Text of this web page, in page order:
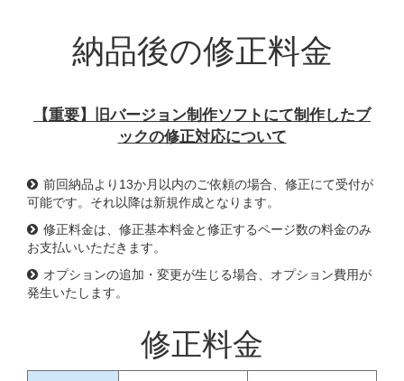
納品後の修正料金
【重要】旧バージョン制作ソフトにて制作したブ
ックの修正対応について
前回納品より13か月以内のご依頼の場合、修正にて受付が
可能です。それ以降は新規作成となります。
修正料金は、修正基本料金と修正するページ数の料金のみ
お支払いいただきます。
オプションの追加・変更が生じる場合、オプション費用が
発生いたします。
修正料金